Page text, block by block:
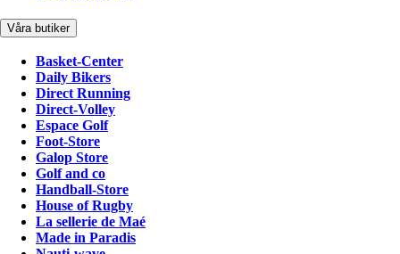
Våra butiker
Basket-Center
Daily Bikers
Direct Running
Direct-Volley
Espace Golf
Foot-Store
Galop Store
Golf and co
Handball-Store
House of Rugby
La sellerie de Maé
Made in Paradis